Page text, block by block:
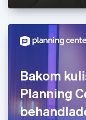
Bakom
Planning
Irland
English
ItalianoEnglish
Kanada
English Français
Kroatien
English Italiano
Lettland